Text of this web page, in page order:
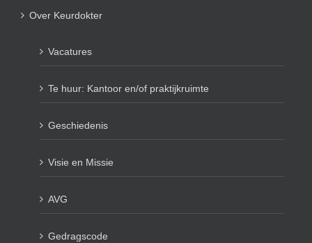
Over Keurdokter
Vacatures
Te huur: Kantoor en/of praktijkruimte
Geschiedenis
Visie en Missie
AVG
Gedragscode